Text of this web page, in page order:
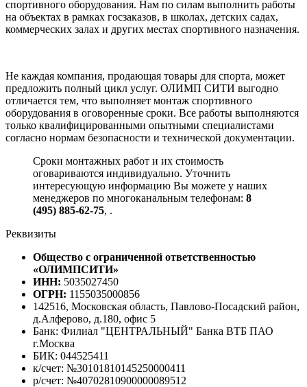
спортивного оборудования. Нам по силам выполнить работы
на объектах в рамках госзаказов, в школах, детских садах,
коммерческих залах и других местах спортивного назначения.
Не каждая компания, продающая товары для спорта, может
предложить полный цикл услуг. ОЛИМП СИТИ выгодно
отличается тем, что выполняет монтаж спортивного
оборудования в оговоренные сроки. Все работы выполняются
только квалифицированными опытными специалистами
согласно нормам безопасности и технической документации.
Сроки монтажных работ и их стоимость
оговариваются индивидуально. Уточнить
интересующую информацию Вы можете у наших
менеджеров по многоканальным телефонам: 8
(495) 885-62-75, .
Реквизиты
Общество с ограниченной ответственностью
«ОЛИМПСИТИ»
ИНН: 5035027450
ОГРН: 1155035000856
142516, Московская область, Павлово-Посадский район,
д.Алферово, д.180, офис 5
Банк: Филиал "ЦЕНТРАЛЬНЫЙ" Банка ВТБ ПАО
г.Москва
БИК: 044525411
к/счет: №30101810145250000411
р/счет: №40702810900000089512